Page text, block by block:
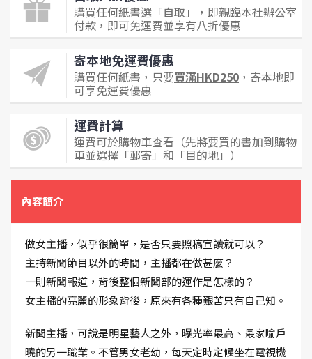
購買任何紙書選「自取」，即親臨本社辦公室
付款，即可免運費並享有八折優惠
寄本地免運費優惠
購買任何紙書，只要買滿HKD250 ，寄本地即
可享免運費優惠
運費計算
運費可於購物車查看（先將要買的書加到購物
車並選擇「郵寄」和「目的地」）
內容簡介
做女主播，似乎很簡單，是否只要照稿宣讀就可以？
主持新聞節目以外的時間，主播都在做甚麼？
一則新聞報道，背後整個新聞部的運作是怎樣的？
女主播的亮麗的形象背後，原來有各種艱苦只有自己知。
新聞主播，可說是明星藝人之外，曝光率最高、最家喻戶
曉的另一職業。不管男女老幼，每天定時定候坐在電視機